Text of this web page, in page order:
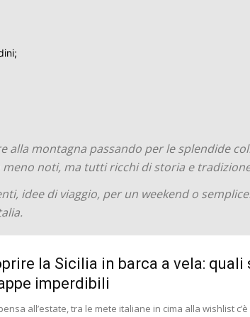
alla montagna passando per le splendide
noti, ma tutti ricchi di storia e
idee di viaggio, per un weekend o
la Sicilia in barca a vela: quali
imperdibili
all’estate, tra le mete italiane in cima alla wishlist c’è